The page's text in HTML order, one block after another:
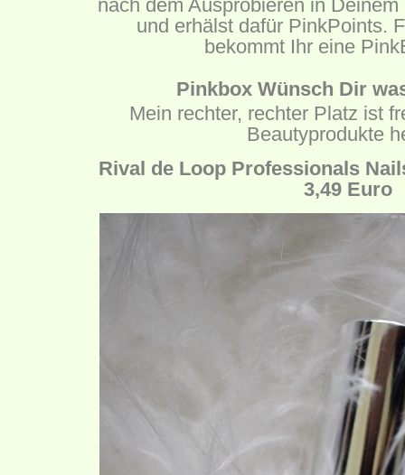
nach dem Ausprobieren in
und erhälst dafür PinkPoints.
bekommt Ihr eine
Pinkbox Wünsch Dir
Mein rechter, rechter Platz ist
Beautyprodukte
Rival de Loop Professionals
3,49 Euro